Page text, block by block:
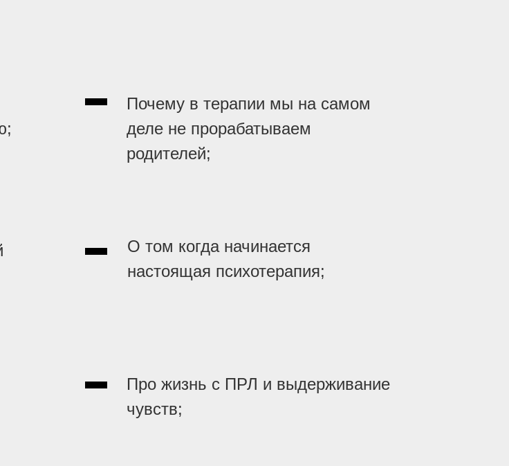
Почему в терапии мы на самом
деле не прорабатываем
родителей;
О том когда начинается
настоящая психотерапия;
Про жизнь с ПРЛ и выдерживание
чувств;